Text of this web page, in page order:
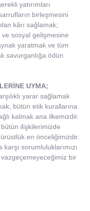
yatırımları
birleşmesini
kârı sağlamak;
ve sosyal gelişmesine
yaratmak ve tüm
savurganlığa ödün
UYMA;
yarar sağlamak
bütün etik kurallarına
kalmak ana ilkemizdir.
bütün ilişkilerimizde
en önceliğimizdir.
sorumluluklarımızı
bir